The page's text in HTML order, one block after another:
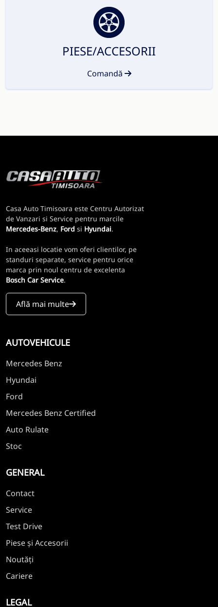
PIESE/ACCESORII
Comandă
Casa Auto Timisoara este Centru Autorizat
de Vanzari si Service pentru marcile
Mercedes-Benz, Ford si Hyundai.
In aceeasi locatie vom oferi clientilor, pe
standuri separate, service pentru orice
marca prin noul centru de excelenta
Bosch Car Service.
Află mai multe
AUTOVEHICULE
Mercedes Benz
Hyundai
Ford
Mercedes Benz Certified
Auto Rulate
Stoc
GENERAL
Contact
Service
Test Drive
Piese și Accesorii
Noutăți
Cariere
LEGAL